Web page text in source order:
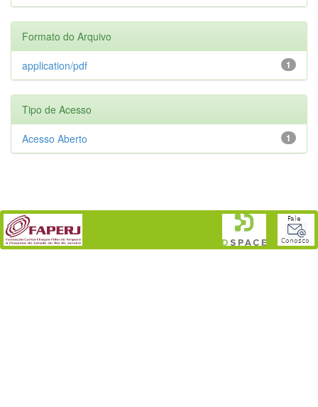
Formato do Arquivo
1
application/pdf
Tipo de Acesso
1
Acesso Aberto